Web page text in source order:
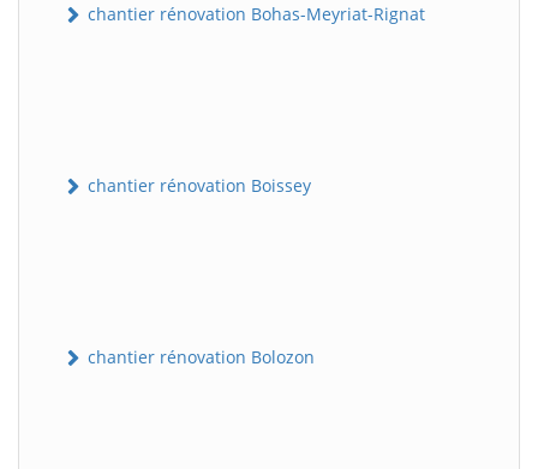
chantier rénovation Bohas-Meyriat-Rignat
chantier rénovation Boissey
chantier rénovation Bolozon